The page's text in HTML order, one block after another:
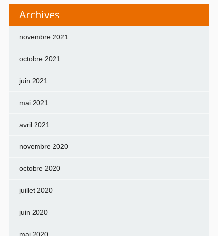
Archives
novembre 2021
octobre 2021
juin 2021
mai 2021
avril 2021
novembre 2020
octobre 2020
juillet 2020
juin 2020
mai 2020